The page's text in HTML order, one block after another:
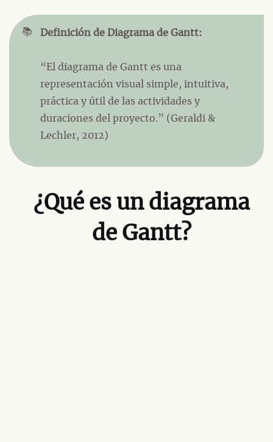
📚 Definición de Diagrama de Gantt:
“El diagrama de Gantt es una
representación visual simple, intuitiva,
práctica y útil de las actividades y
duraciones del proyecto.” (Geraldi &
Lechler, 2012)
¿Qué es un diagrama
de Gantt?